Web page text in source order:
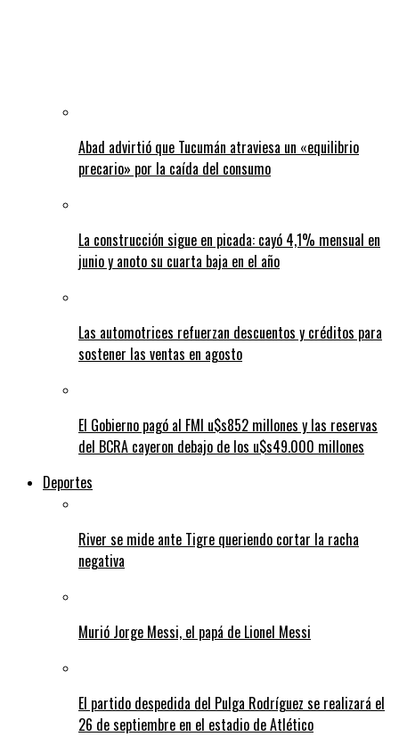
Abad advirtió que Tucumán atraviesa un «equilibrio
precario» por la caída del consumo
La construcción sigue en picada: cayó 4,1% mensual en
junio y anoto su cuarta baja en el año
Las automotrices refuerzan descuentos y créditos para
sostener las ventas en agosto
El Gobierno pagó al FMI u$s852 millones y las reservas
del BCRA cayeron debajo de los u$s49.000 millones
Deportes
River se mide ante Tigre queriendo cortar la racha
negativa
Murió Jorge Messi, el papá de Lionel Messi
El partido despedida del Pulga Rodríguez se realizará el
26 de septiembre en el estadio de Atlético